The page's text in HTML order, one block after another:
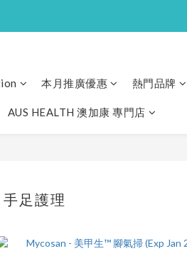
⭐
本月推廣優惠 熱門品牌
AUS HEALTH 澳加康 專門店
手足護理